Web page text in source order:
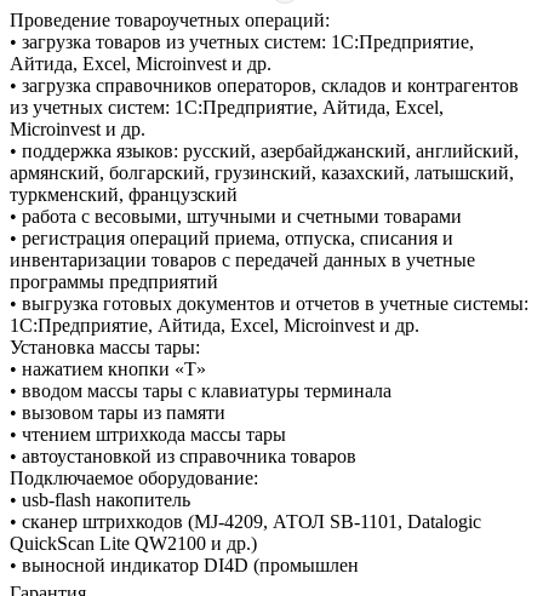
Проведение товароучетных операций:
• загрузка товаров из учетных систем: 1С:Предприятие,
Айтида, Excel, Microinvest и др.
• загрузка справочников операторов, складов и контрагентов
из учетных систем: 1С:Предприятие, Айтида, Excel,
Microinvest и др.
• поддержка языков: русский, азербайджанский, английский,
армянский, болгарский, грузинский, казахский, латышский,
туркменский, французский
• работа с весовыми, штучными и счетными товарами
• регистрация операций приема, отпуска, списания и
инвентаризации товаров с передачей данных в учетные
программы предприятий
• выгрузка готовых документов и отчетов в учетные системы:
1С:Предприятие, Айтида, Excel, Microinvest и др.
Установка массы тары:
• нажатием кнопки «T»
• вводом массы тары с клавиатуры терминала
• вызовом тары из памяти
• чтением штрихкода массы тары
• автоустановкой из справочника товаров
Подключаемое оборудование:
• usb-flash накопитель
• сканер штрихкодов (MJ-4209, АТОЛ SB-1101, Datalogic
QuickScan Lite QW2100 и др.)
• выносной индикатор DI4D (промышлен